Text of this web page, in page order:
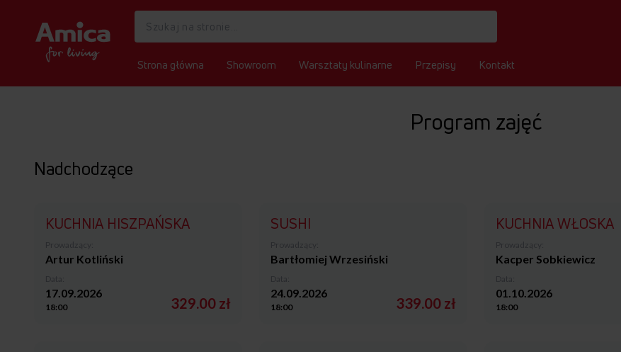
Strona główna Showroom Warsztaty kulinarne Przepisy Kontakt
Program zajęć
Nadchodzące
KUCHNIA HISZPAŃSKA
Artur Kotliński
17.09.2026
18:00 329.00 zł
SUSHI
Bartłomiej Wrzesiński
24.09.2026
18:00 339.00 zł
KUCHNIA WŁOSKA
Kacper Sobkiewicz
01.10.2026
18:00